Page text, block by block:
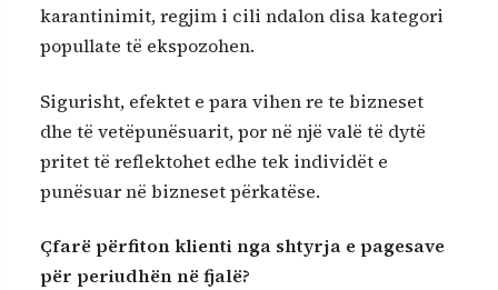
karantinimit, regjim i cili ndalon disa kategori
popullate të ekspozohen.
Sigurisht, efektet e para vihen re te bizneset
dhe të vetëpunësuarit, por në një valë të dytë
pritet të reflektohet edhe tek individët e
punësuar në bizneset përkatëse.
Çfarë përfiton klienti nga shtyrja e pagesave
për periudhën në fjalë?